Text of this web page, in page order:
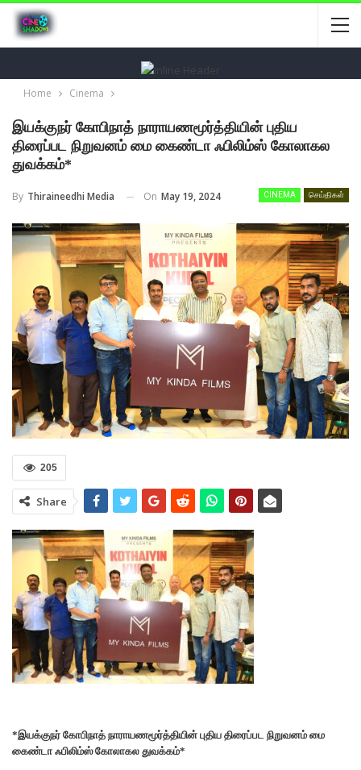
Home Cinema
இயக்குநர் கோபிநாத் நாராயணமூர்த்தியின் புதிய
திரைப்பட நிறுவனம் மை கைண்டா ஃபிலிம்ஸ் கோலாகல
துவக்கம்*
CINEMA செய்திகள்
By Thiraineedhi Media On May 19, 2024
205
Share
*இயக்குநர் கோபிநாத் நாராயணமூர்த்தியின் புதிய திரைப்பட நிறுவனம் மை
கைண்டா ஃபிலிம்ஸ் கோலாகல துவக்கம்*